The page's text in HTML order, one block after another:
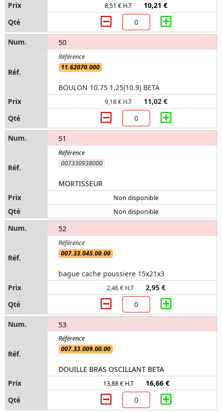
8,51 € H.T 10,21 €
50
11.62070.000
BOULON 10.75 1,25(10.9) BETA
9,18 € H.T 11,02 €
51
007330938000
MORTISSEUR
Non disponible
Non disponible
52
007.33.045.00.00
bague cache poussiere 15x21x3
2,46 € H.T 2,95 €
53
007.33.009.00.00
DOUILLE BRAS OSCILLANT BETA
13,88 € H.T 16,66 €